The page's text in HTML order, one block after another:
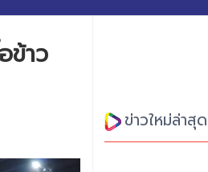
ข้าว
ข่าวใหม่ล่าสุด